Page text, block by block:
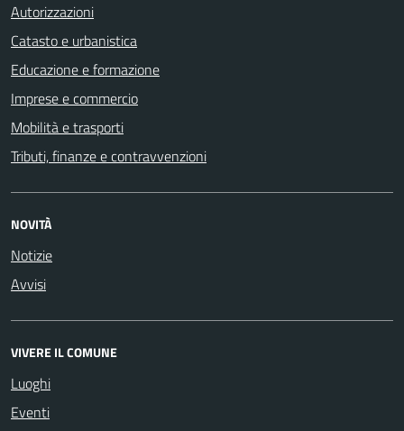
Autorizzazioni
Catasto e urbanistica
Educazione e formazione
Imprese e commercio
Mobilità e trasporti
Tributi, finanze e contravvenzioni
NOVITÀ
Notizie
Avvisi
VIVERE IL COMUNE
Luoghi
Eventi